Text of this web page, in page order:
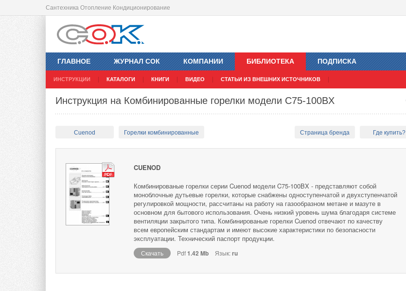
Сантехника Отопление Кондиционирование
ГЛАВНОЕ ЖУРНАЛ СОК КОМПАНИИ БИБЛИОТЕКА
ИНСТРУКЦИИ КАТАЛОГИ КНИГИ ВИДЕО СТАТЬИ ИЗ ВНЕШНИХ ИСТОЧНИКОВ
ПОДПИСКА
Инструкция на Комбинированные горелки модели C75-100BX
Cuenod Горелки комбинированные Страница бренда Где купить?
CUENOD
Комбинированые горелки серии Cuenod модели C75-100BX - представляют собой
моноблочные дутьевые горелки, которые снабжены одноступенчатой и двухступенчатой
регулировкой мощности, рассчитаны на работу на газообразном метане и мазуте в
основном для бытового использования. Очень низкий уровень шума благодаря системе
вентиляции закрытого типа. Комбинированые горелки Cuenod отвечают по качеству
всем европейским стандартам и имеют высокие характеристики по безопасности
эксплуатации. Технический паспорт продукции.
Скачать Pdf1.42 Mb Язык:ru